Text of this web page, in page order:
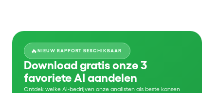
🔥NIEUW RAPPORT BESCHIKBAAR
Download gratis onze 3
favoriete AI aandelen
Ontdek welke AI-bedrijven onze analisten als beste kansen